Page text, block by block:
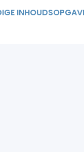
zie ik het